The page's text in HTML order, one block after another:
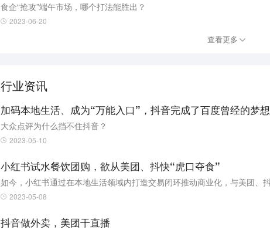
食企“抢攻”端午市场，哪个打法能胜出？
2023-06-20
查看更多
行业资讯
加码本地生活、成为“万能入口”，抖音完成了百度曾经的梦想
大众点评为什么挡不住抖音？
2023-05-10
小红书试水餐饮团购，欲从美团、抖快“虎口夺食”
2023-05-08
抖音做外卖，美团干直播